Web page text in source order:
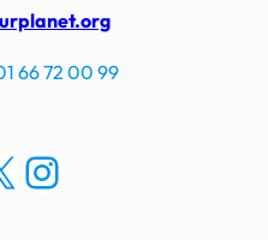
66 72 00 99
Instagram